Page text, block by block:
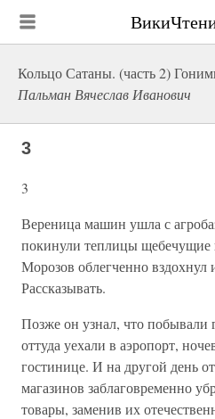
Кольцо Сатаны. (часть 2)
Пальман Вячеслав Иванович
3
3
Вереница машин ушла с
покинули теплицы щебечущие
Морозов облегченно
Рассказывать.
Позже он узнал, что побывали
оттуда уехали в аэропорт,
гостинице. И на другой день
магазинов заблаговременно
товары, заменив их